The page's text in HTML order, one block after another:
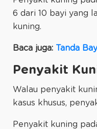
6 dari 10 bayi yang
kuning.
Baca juga: Tanda
Penyakit
Walau penyakit
kasus khusus,
Penyakit kuning